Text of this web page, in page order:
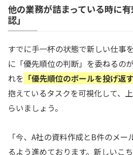
他の業務が詰まっている時に
認」
すでに手一杯の状態で新しい仕事
に「優先順位の判断」を委ねるの
れを 「優先順位のボールを投げ返す
抱えているタスクを可視化して、
らいましょう。
「今、A社の資料作成とB件のメ
るよう進めております。新しいこ